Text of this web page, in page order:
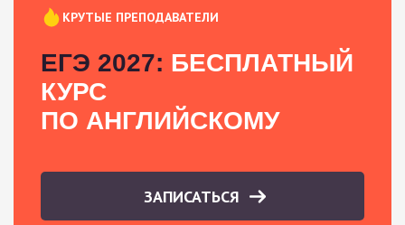
КРУТЫЕ ПРЕПОДАВАТЕЛИ
ЕГЭ 2027: БЕСПЛАТНЫЙ
КУРС
ПО АНГЛИЙСКОМУ
ЗАПИСАТЬСЯ